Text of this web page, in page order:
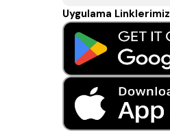
Uygulama Linklerimiz